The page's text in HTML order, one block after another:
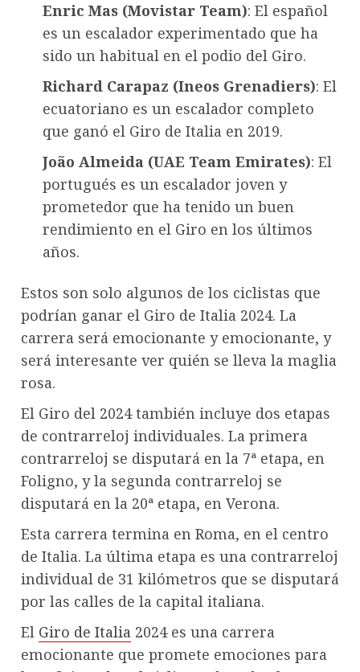
Enric Mas (Movistar Team): El español
es un escalador experimentado que ha
sido un habitual en el podio del Giro.
Richard Carapaz (Ineos Grenadiers): El
ecuatoriano es un escalador completo
que ganó el Giro de Italia en 2019.
João Almeida (UAE Team Emirates): El
portugués es un escalador joven y
prometedor que ha tenido un buen
rendimiento en el Giro en los últimos
años.
Estos son solo algunos de los ciclistas que
podrían ganar el Giro de Italia 2024. La
carrera será emocionante y emocionante, y
será interesante ver quién se lleva la maglia
rosa.
El Giro del 2024 también incluye dos etapas
de contrarreloj individuales. La primera
contrarreloj se disputará en la 7ª etapa, en
Foligno, y la segunda contrarreloj se
disputará en la 20ª etapa, en Verona.
Esta carrera termina en Roma, en el centro
de Italia. La última etapa es una contrarreloj
individual de 31 kilómetros que se disputará
por las calles de la capital italiana.
El Giro de Italia 2024 es una carrera
emocionante que promete emociones para